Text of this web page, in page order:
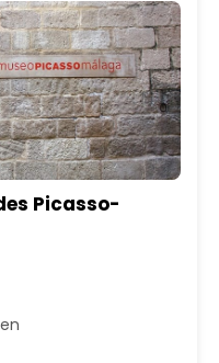
Picasso-